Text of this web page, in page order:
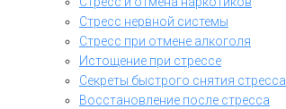
Стресс нервной системы
Стресс при отмене алкоголя
Истощение при стрессе
Секреты быстрого снятия стресса
Восстановление после стресса